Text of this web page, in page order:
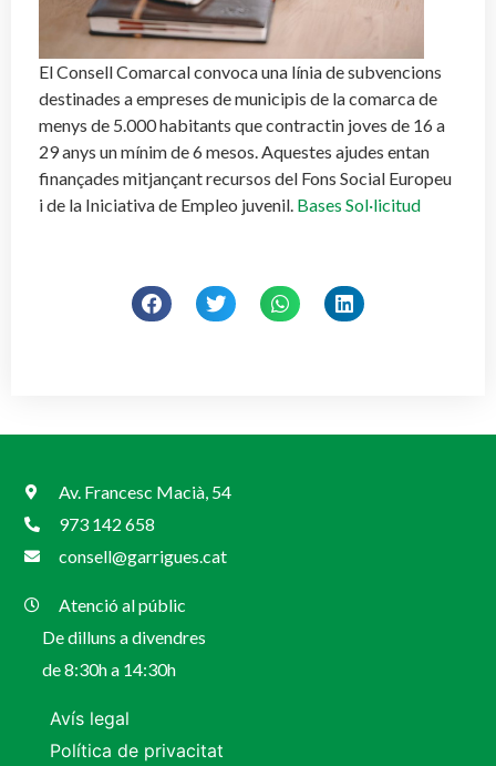
El Consell Comarcal convoca una línia de subvencions
destinades a empreses de municipis de la comarca de
menys de 5.000 habitants que contractin joves de 16 a
29 anys un mínim de 6 mesos. Aquestes ajudes entan
finançades mitjançant recursos del Fons Social Europeu
i de la Iniciativa de Empleo juvenil. Bases Sol·licitud
Av. Francesc Macià, 54
973 142 658
consell@garrigues.cat
Atenció al públic
De dilluns a divendres
de 8:30h a 14:30h
Avís legal
Política de privacitat